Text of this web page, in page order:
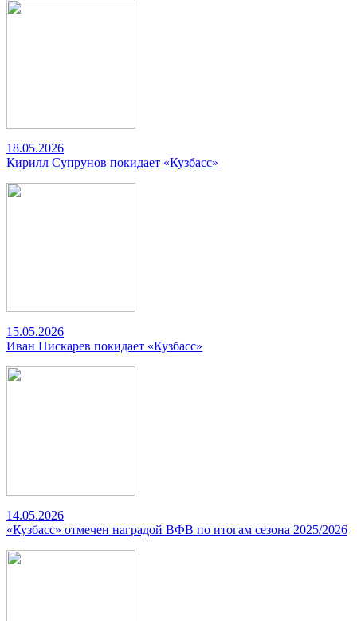
18.05.2026
Кирилл Супрунов покидает «Кузбасс»
15.05.2026
Иван Пискарев покидает «Кузбасс»
14.05.2026
«Кузбасс» отмечен наградой ВФВ по итогам сезона 2025/2026